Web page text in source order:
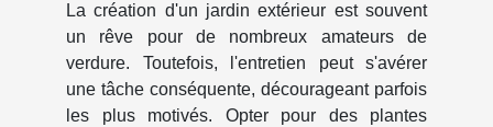
La création d'un jardin extérieur est souvent
un rêve pour de nombreux amateurs de
verdure. Toutefois, l'entretien peut s'avérer
une tâche conséquente, décourageant parfois
les plus motivés. Opter pour des plantes